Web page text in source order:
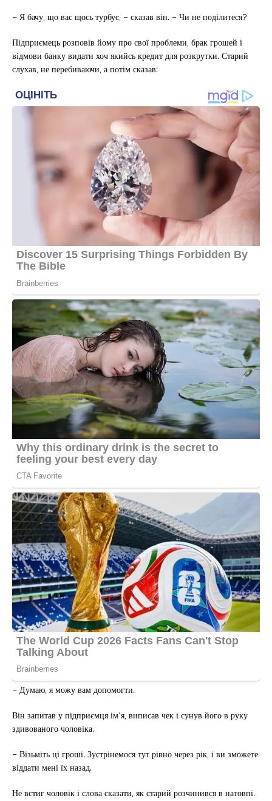
– Я бачу, що вас щось турбує, – сказав він. – Чи не поділитеся?
Підприємець розповів йому про свої проблеми, брак грошей і
відмови банку видати хоч якийсь кредит для розкрутки. Старий
слухав, не перебиваючи, а потім сказав:
– Думаю, я можу вам допомогти.
Він запитав у підприємця ім’я, виписав чек і сунув його в руку
здивованого чоловіка.
– Візьміть ці гроші. Зустрінемося тут рівно через рік, і ви зможете
віддати мені їх назад.
Не встиг чоловік і слова сказати, як старий розчинився в натовпі.